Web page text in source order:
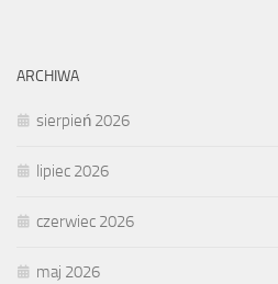
ARCHIWA
sierpień 2026
lipiec 2026
czerwiec 2026
maj 2026